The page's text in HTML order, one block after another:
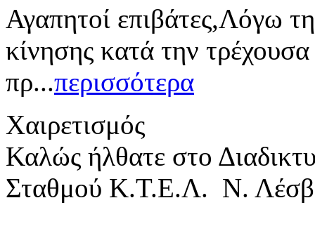
Αγαπητοί επιβάτες,Λόγω
κίνησης κατά την
πρ...περισσότερα
Χαιρετισμός
Καλώς ήλθατε στο
Σταθμού Κ.Τ.Ε.Λ. Ν.